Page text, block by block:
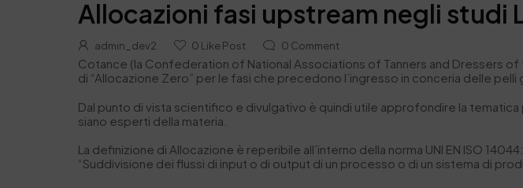
Allocazioni fasi upstream negli
admin_dev2 0 Like Post 0 Comment
Cotance (la Confederation of National Associations of Tanners and Dressers
di “Allocazione Zero” per le fasi che precedono l’ingresso in conceria delle
Dal punto di vista scientifico e divulgativo è quindi utile approfondire la
siano esperti della materia.
La definizione di Allocazione è reperibile all’interno della norma UNI EN ISO
“Suddivisione dei flussi di input o di output di un processo o di un sistema di